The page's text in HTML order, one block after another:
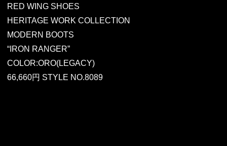
RED WING SHOES
HERITAGE WORK COLLECTION
MODERN BOOTS
“IRON RANGER”
COLOR:ORO(LEGACY)
66,660円 STYLE NO.8089